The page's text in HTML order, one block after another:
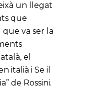
un llegat
que
va ser la
el
italià i Se il
de Rossini.